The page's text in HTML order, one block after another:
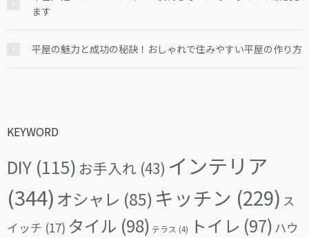
ます
平屋の魅力と成功の秘訣！おしゃれで住みやすい平屋の作り方
KEYWORD
DIY (115) お手入れ (43) インテリア
(344) オシャレ (85) キッチン (229) ス
イッチ (17) タイル (98) テラス (4) トイレ (97) ハウ